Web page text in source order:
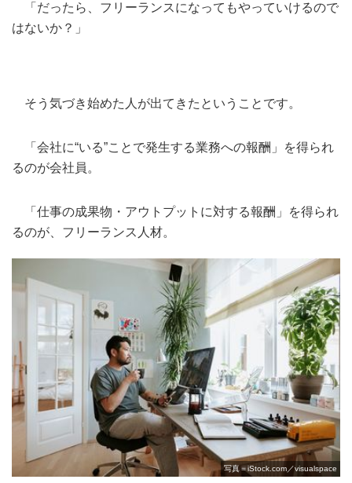
「だったら、フリーランスになってもやっていけるので
はないか？」
そう気づき始めた人が出てきたということです。
「会社に“いる”ことで発生する業務への報酬」を得られ
るのが会社員。
「仕事の成果物・アウトプットに対する報酬」を得られ
るのが、フリーランス人材。
写真＝iStock.com／visualspace